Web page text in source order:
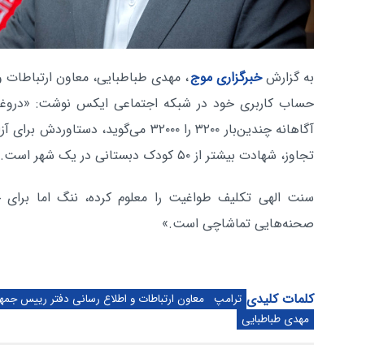
به گزارشخبرگزاری موج، مهدی طباطبایی، معاون
حساب کاربری خود در شبکه اجتماعی ایکس نوشت:
آگاهانه چندین‌بار ۳۲۰۰ را ۳۲۰۰۰
تجاوز، شهادت بیشتر از ۵٠ کودک دبستانی در یک شهر است.
سنت الهی تکلیف طواغیت را معلوم کرده، ننگ اما
صحنه‌هایی تماشاچی است.»
کلمات کلیدی ترامپ معاون ارتباطات و اطلاع رسانی دفتر رییس
مهدی طباطبایی